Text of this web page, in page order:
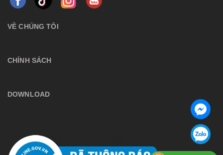
VỀ CHÚNG TÔI
CHÍNH SÁCH
DOWNLOAD